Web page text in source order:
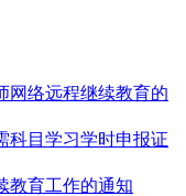
网络远程继续教育的
科目学习学时申报证
教育工作的通知